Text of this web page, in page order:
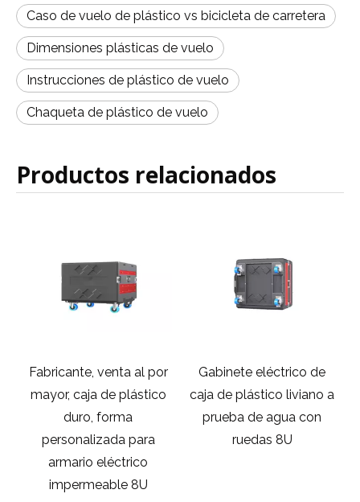
Caso de vuelo de plástico vs bicicleta de carretera
Dimensiones plásticas de vuelo
Instrucciones de plástico de vuelo
Chaqueta de plástico de vuelo
Productos relacionados
Fabricante, venta al por
mayor, caja de plástico
duro, forma
personalizada para
armario eléctrico
impermeable 8U
Gabinete eléctrico de
caja de plástico liviano a
prueba de agua con
ruedas 8U